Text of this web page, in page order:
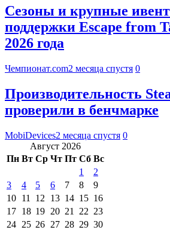
Сезоны и крупные
поддержки Escape from
2026 года
Чемпионат.com2 месяца спустя 0
Производительность
проверили в бенчмарке
MobiDevices2 месяца спустя 0
Август 2026
Пн Вт Ср Чт Пт Сб Вс
1
2
3
4 5 6 7 8
9
10 11 12 13 14 15 16
17 18 19 20 21 22 23
24 25 26 27 28 29 30